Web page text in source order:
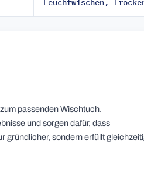
Feuchtwischen,
passenden Wischtuch.
und sorgen dafür, dass
gründlicher, sondern erfüllt